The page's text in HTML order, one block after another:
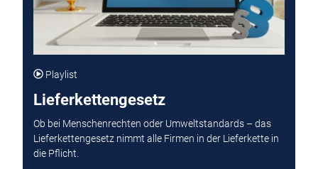
Playlist
Lieferkettengesetz
Ob bei Menschenrechten oder Umweltstandards – das
Lieferkettengesetz nimmt alle Firmen in der Lieferkette in
die Pflicht.